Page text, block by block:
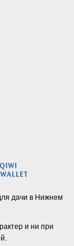
дачи в Нижнем
и ни при